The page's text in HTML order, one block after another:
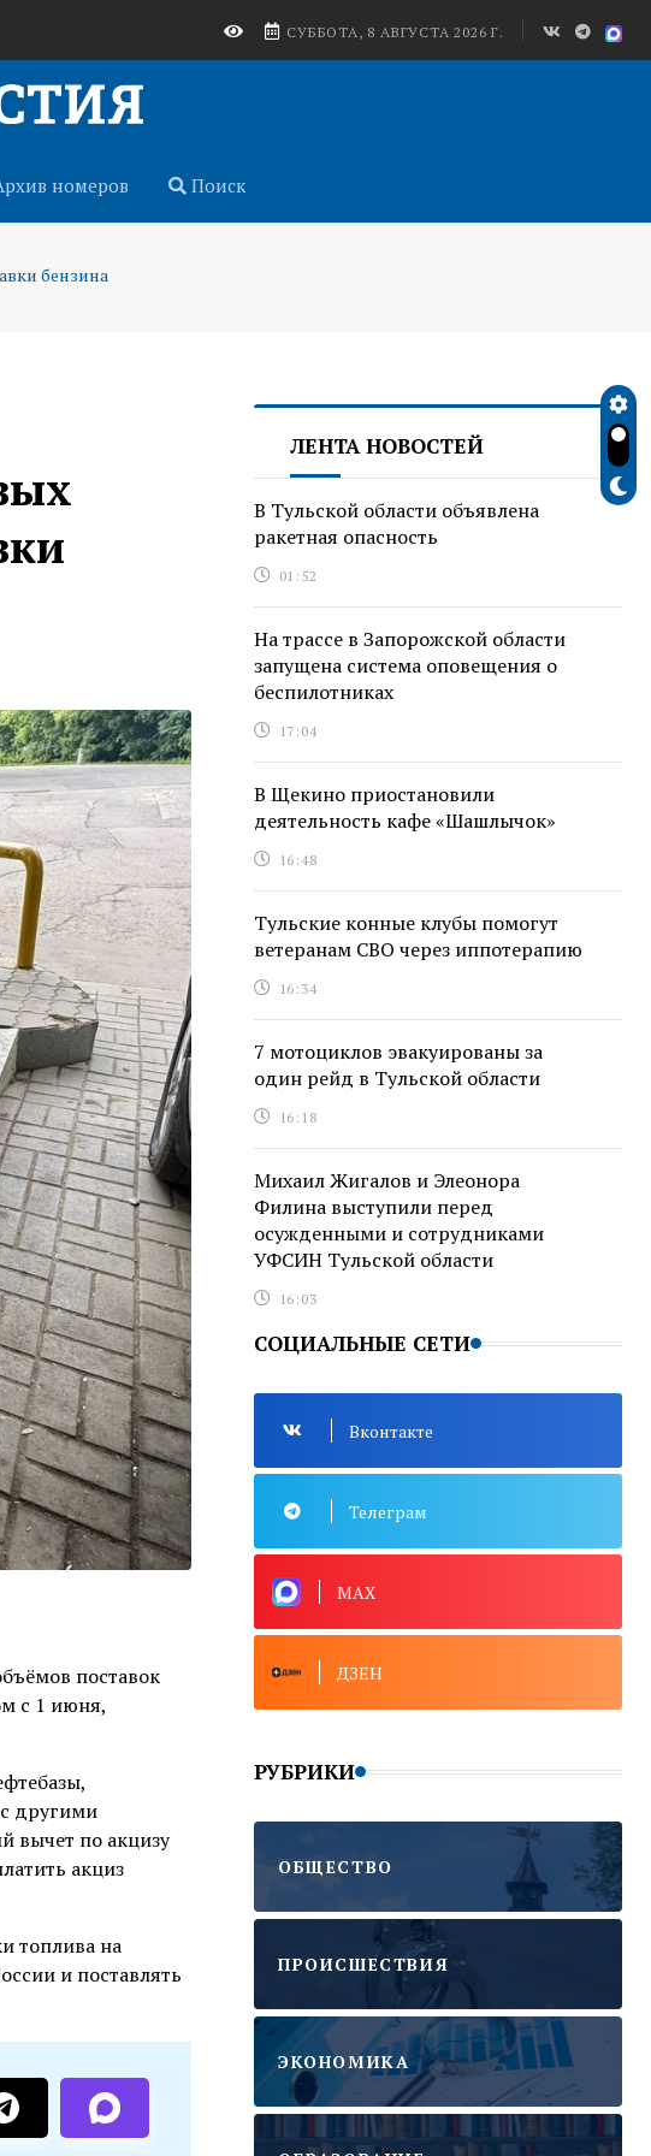
СУББОТА, 8 АВГУСТА 2026 Г.
номеров Поиск
бензина
поставок
с 1 июня,
другими
вычет по акцизу
акциз
топлива на
и поставлять
ЛЕНТА НОВОСТЕЙ
В Тульской области объявлена
ракетная опасность
01:52
На трассе в Запорожской области
запущена система оповещения о
беспилотниках
17:04
В Щекино приостановили
деятельность кафе «Шашлычок»
16:48
Тульские конные клубы помогут
ветеранам СВО через иппотерапию
16:34
7 мотоциклов эвакуированы за
один рейд в Тульской области
16:18
Михаил Жигалов и Элеонора
Филина выступили перед
осужденными и сотрудниками
УФСИН Тульской области
16:03
СОЦИАЛЬНЫЕ СЕТИ
Вконтакте
Телеграм
MAX
ДЗЕН
РУБРИКИ
ОБЩЕСТВО
ПРОИСШЕСТВИЯ
ЭКОНОМИКА